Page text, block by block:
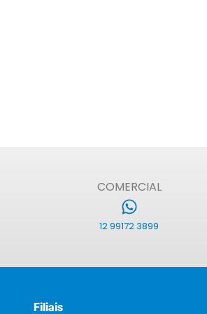
COMERCIAL
12 99172 3899
Filiais